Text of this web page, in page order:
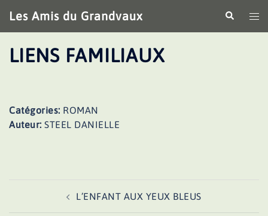
au
contenu
Les Amis du Grandvaux
le
LIENS FAMILIAUX
Catégories: ROMAN
Auteur: STEEL DANIELLE
L’ENFANT AUX YEUX BLEUS